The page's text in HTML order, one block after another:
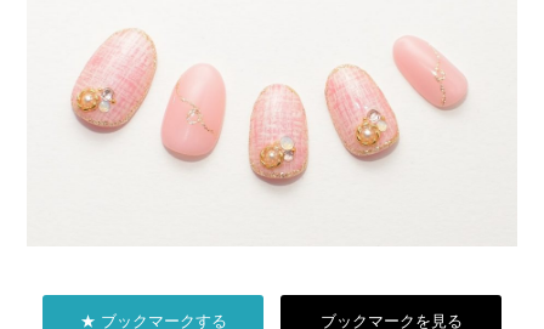
★ ブックマークする ブックマークを見る